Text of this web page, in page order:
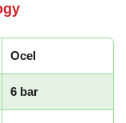
Ocel
6 bar